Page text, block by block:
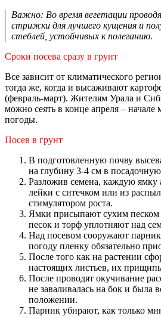
Важно: Во время вегетации
стрижки для лучшего кущения и
стеблей, устойчивых к полеганию.
Сроки посева сразу в грунт
Все зависит от климатического
тогда же, когда и высаживают
(февраль-март). Жителям Урала и
можно сеять в конце апреля – начале
погоды.
Посев в грунт
В подготовленную почву
на глубину 3-4 см в
Разложив семена, каждую ямку
лейки с ситечком или из
стимулятором роста.
Ямки присыпают сухим
песок и торф уплотняют над
Над посевом сооружают
погоду пленку обязательно
После того как на растении
настоящих листьев, их
После проводят окучивание
не заваливалась на бок и была
положении.
Парник убирают, как только